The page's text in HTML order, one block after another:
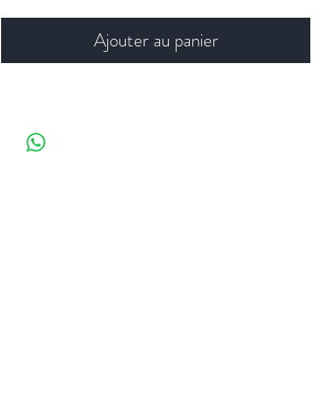
Ajouter au panier